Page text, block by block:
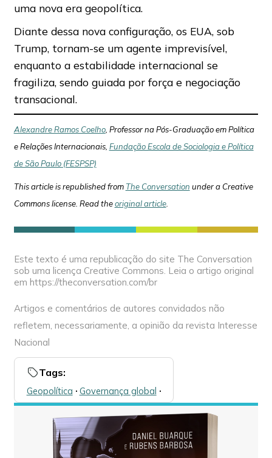
uma nova era geopolítica.
Diante dessa nova configuração, os EUA, sob
Trump, tornam-se um agente imprevisível,
enquanto a estabilidade internacional se
fragiliza, sendo guiada por força e negociação
transacional.
Alexandre Ramos Coelho, Professor na Pós-Graduação em Política
e Relações Internacionais, Fundação Escola de Sociologia e Política
de São Paulo (FESPSP)
This article is republished from The Conversation under a Creative
Commons license. Read theoriginal article.
Este texto é uma republicação do site The Conversation
sob uma licença Creative Commons. Leia o artigo original
em https://theconversation.com/br
Artigos e comentários de autores convidados não
refletem, necessariamente, a opinião da revista Interesse
Nacional
Tags:
Geopolítica 🞌 Governança global 🞌